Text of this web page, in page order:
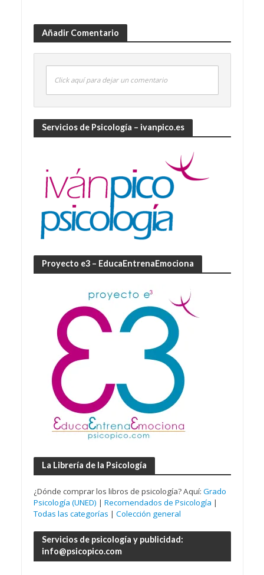
Añadir Comentario
Click aquí para dejar un comentario
Servicios de Psicología – ivanpico.es
Proyecto e3 – EducaEntrenaEmociona
La Librería de la Psicología
¿Dónde comprar los libros de psicología? Aquí: Grado
Psicología (UNED) | Recomendados de Psicología |
Todas las categorías | Colección general
Servicios de psicología y publicidad:
info@psicopico.com